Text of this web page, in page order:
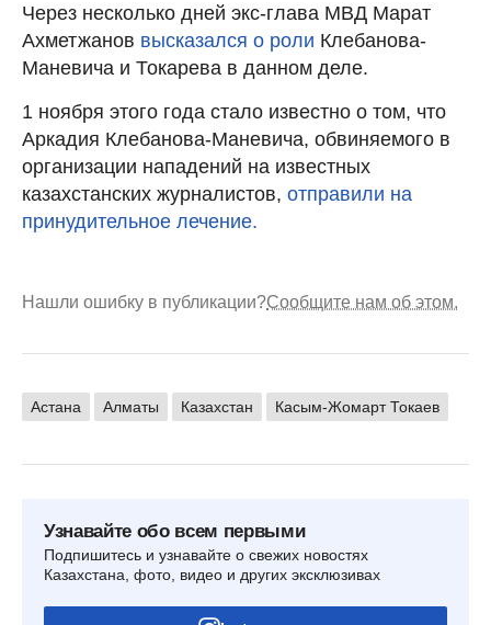
Через несколько дней экс-глава МВД Марат
Ахметжанов высказался о роли Клебанова-
Маневича и Токарева в данном деле.
1 ноября этого года стало известно о том, что
Аркадия Клебанова-Маневича, обвиняемого в
организации нападений на известных
казахстанских журналистов, отправили на
принудительное лечение.
Нашли ошибку в публикации?Сообщите нам об этом.
Астана Алматы Казахстан Касым-Жомарт Токаев
Узнавайте обо всем первыми
Подпишитесь и узнавайте о свежих новостях
Казахстана, фото, видео и других эксклюзивах